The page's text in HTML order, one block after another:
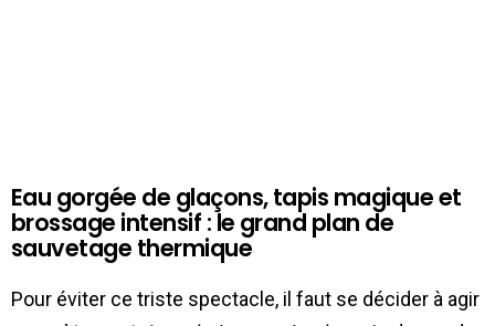
Eau gorgée de glaçons, tapis magique et
brossage intensif : le grand plan de
sauvetage thermique
Pour éviter ce triste spectacle, il faut se décider à agir